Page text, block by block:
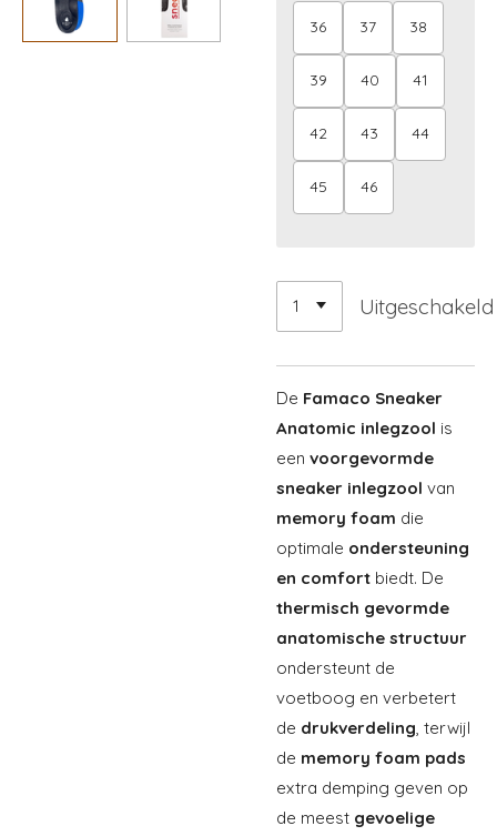
36 37 38
39 40 41
42 43 44
45 46
Uitgeschakeld
De Famaco Sneaker
Anatomic inlegzool is
een voorgevormde
sneaker inlegzool van
memory foam die
optimale ondersteuning
en comfort biedt. De
thermisch gevormde
anatomische structuur
ondersteunt de
voetboog en verbetert
de drukverdeling, terwijl
de memory foam pads
extra demping geven op
de meest gevoelige